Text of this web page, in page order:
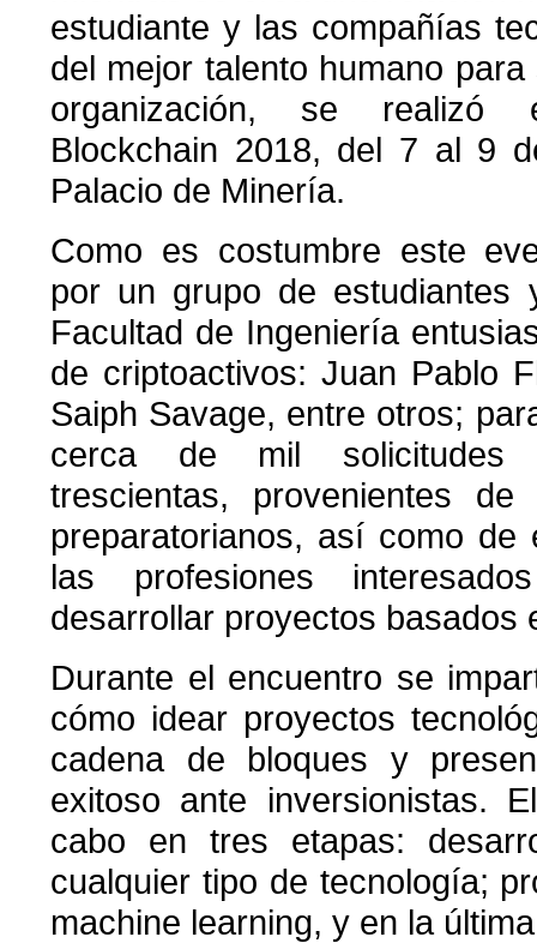
estudiante y las compañías
del mejor talento humano
organización, se realizó
Blockchain 2018, del 7 al 9
Palacio de Minería.
Como es costumbre este
por un grupo de estudiantes
Facultad de Ingeniería
de criptoactivos: Juan Pablo
Saiph Savage, entre otros;
cerca de mil solicitudes
trescientas, provenientes
preparatorianos, así como de
las profesiones
desarrollar proyectos basados
Durante el encuentro se
cómo idear proyectos
cadena de bloques y
exitoso ante inversionistas.
cabo en tres etapas:
cualquier tipo de tecnología;
machine learning, y en la